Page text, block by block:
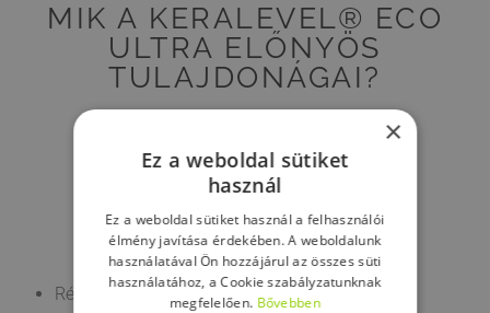
MIK A KERALEVEL® ECO
ULTRA ELŐNYÖS
TULAJDONÁGAI?
Rétegvastagság: 20 mm‑ig
×
Ez a weboldal sütiket
használ
Ez a weboldal sütiket használ a felhasználói
élmény javítása érdekében. A weboldalunk
használatával Ön hozzájárul az összes süti
használatához, a Cookie szabályzatunknak
megfelelően. Bővebben